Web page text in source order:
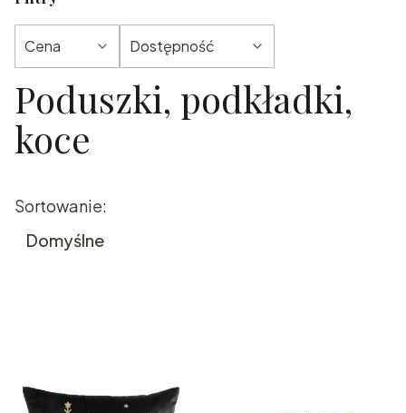
Cena Dostępność
Koniec filtrów
Poduszki, podkładki,
koce
Lista produktów
Sortowanie:
Domyślne